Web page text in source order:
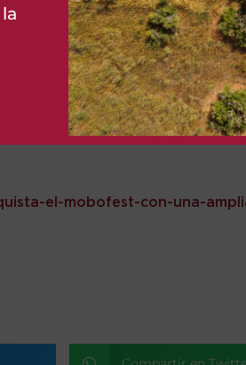
el-mobofest-con-una-